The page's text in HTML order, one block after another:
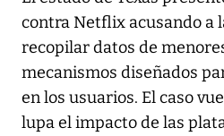
contra Netflix acusando a
recopilar datos de
mecanismos diseñados
en los usuarios. El caso
lupa el impacto de las